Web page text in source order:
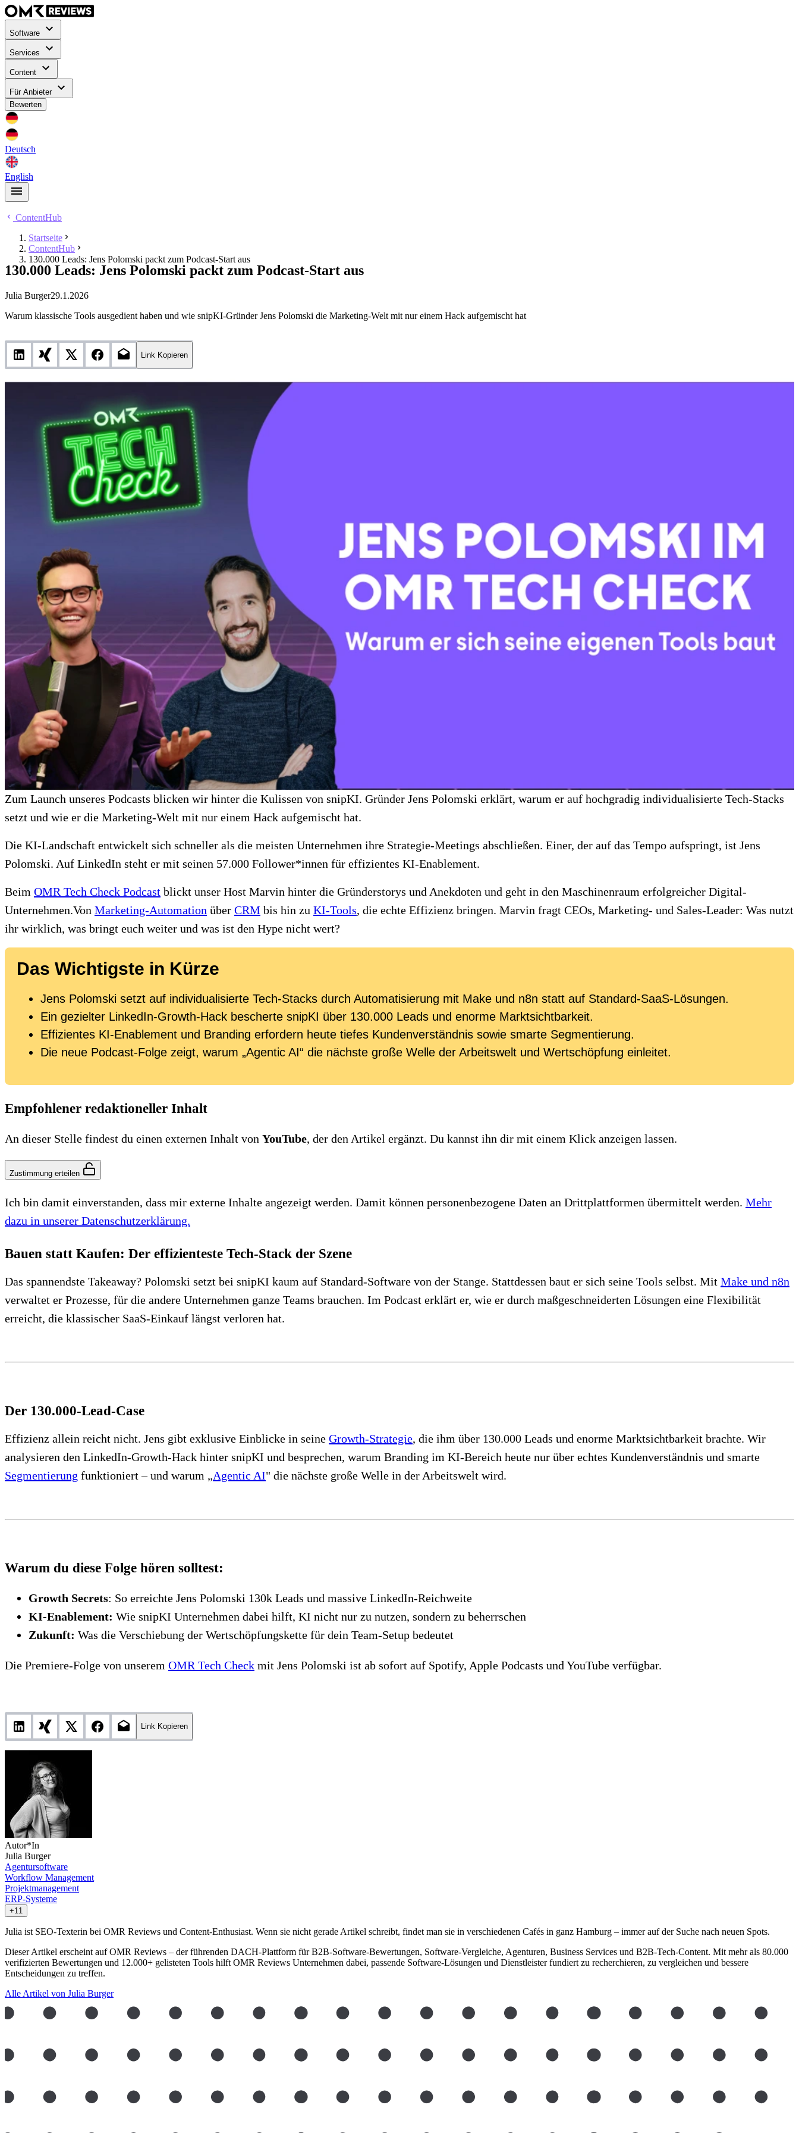
Software
Services
Content
Für Anbieter
Bewerten
Deutsch
English
ContentHub
Startseite
ContentHub
130.000 Leads: Jens Polomski packt zum Podcast-Start aus
130.000 Leads: Jens Polomski packt zum Podcast-Start aus
Julia Burger29.1.2026
Warum klassische Tools ausgedient haben und wie snipKI-Gründer Jens Polomski die Marketing-Welt mit nur einem Hack aufgemischt hat
Link Kopieren
Zum Launch unseres Podcasts blicken wir hinter die Kulissen von snipKI. Gründer Jens Polomski erklärt, warum er auf hochgradig individualisierte Tech-Stacks
setzt und wie er die Marketing-Welt mit nur einem Hack aufgemischt hat.
Die KI-Landschaft entwickelt sich schneller als die meisten Unternehmen ihre Strategie-Meetings abschließen. Einer, der auf das Tempo aufspringt, ist Jens
Polomski. Auf LinkedIn steht er mit seinen 57.000 Follower*innen für effizientes KI-Enablement.
Beim OMR Tech Check Podcast blickt unser Host Marvin hinter die Gründerstorys und Anekdoten und geht in den Maschinenraum erfolgreicher Digital-
Unternehmen.Von Marketing-Automation über CRM bis hin zu KI-Tools, die echte Effizienz bringen. Marvin fragt CEOs, Marketing- und Sales-Leader: Was nutzt
ihr wirklich, was bringt euch weiter und was ist den Hype nicht wert?
Das Wichtigste in Kürze
Jens Polomski setzt auf individualisierte Tech-Stacks durch Automatisierung mit Make und n8n statt auf Standard-SaaS-Lösungen.
Ein gezielter LinkedIn-Growth-Hack bescherte snipKI über 130.000 Leads und enorme Marktsichtbarkeit.
Effizientes KI-Enablement und Branding erfordern heute tiefes Kundenverständnis sowie smarte Segmentierung.
Die neue Podcast-Folge zeigt, warum „Agentic AI“ die nächste große Welle der Arbeitswelt und Wertschöpfung einleitet.
Empfohlener redaktioneller Inhalt
An dieser Stelle findest du einen externen Inhalt von YouTube, der den Artikel ergänzt. Du kannst ihn dir mit einem Klick anzeigen lassen.
Zustimmung erteilen
Ich bin damit einverstanden, dass mir externe Inhalte angezeigt werden. Damit können personenbezogene Daten an Drittplattformen übermittelt werden. Mehr
dazu in unserer Datenschutzerklärung.
Bauen statt Kaufen: Der effizienteste Tech-Stack der Szene
Das spannendste Takeaway? Polomski setzt bei snipKI kaum auf Standard-Software von der Stange. Stattdessen baut er sich seine Tools selbst. Mit Make und n8n
verwaltet er Prozesse, für die andere Unternehmen ganze Teams brauchen. Im Podcast erklärt er, wie er durch maßgeschneiderten Lösungen eine Flexibilität
erreicht, die klassischer SaaS-Einkauf längst verloren hat.
Der 130.000-Lead-Case
Effizienz allein reicht nicht. Jens gibt exklusive Einblicke in seine Growth-Strategie, die ihm über 130.000 Leads und enorme Marktsichtbarkeit brachte. Wir
analysieren den LinkedIn-Growth-Hack hinter snipKI und besprechen, warum Branding im KI-Bereich heute nur über echtes Kundenverständnis und smarte
Segmentierung funktioniert – und warum „Agentic AI" die nächste große Welle in der Arbeitswelt wird.
Warum du diese Folge hören solltest:
Growth Secrets: So erreichte Jens Polomski 130k Leads und massive LinkedIn-Reichweite
KI-Enablement: Wie snipKI Unternehmen dabei hilft, KI nicht nur zu nutzen, sondern zu beherrschen
Zukunft: Was die Verschiebung der Wertschöpfungskette für dein Team-Setup bedeutet
Die Premiere-Folge von unserem OMR Tech Check mit Jens Polomski ist ab sofort auf Spotify, Apple Podcasts und YouTube verfügbar.
Link Kopieren
Autor*In
Julia Burger
Agentursoftware
Workflow Management
Projektmanagement
ERP-Systeme
+11
Julia ist SEO-Texterin bei OMR Reviews und Content-Enthusiast. Wenn sie nicht gerade Artikel schreibt, findet man sie in verschiedenen Cafés in ganz Hamburg – immer auf der Suche nach neuen Spots.
Dieser Artikel erscheint auf OMR Reviews – der führenden DACH-Plattform für B2B-Software-Bewertungen, Software-Vergleiche, Agenturen, Business Services und B2B-Tech-Content. Mit mehr als 80.000
verifizierten Bewertungen und 12.000+ gelisteten Tools hilft OMR Reviews Unternehmen dabei, passende Software-Lösungen und Dienstleister fundiert zu recherchieren, zu vergleichen und bessere
Entscheidungen zu treffen.
Alle Artikel von Julia Burger